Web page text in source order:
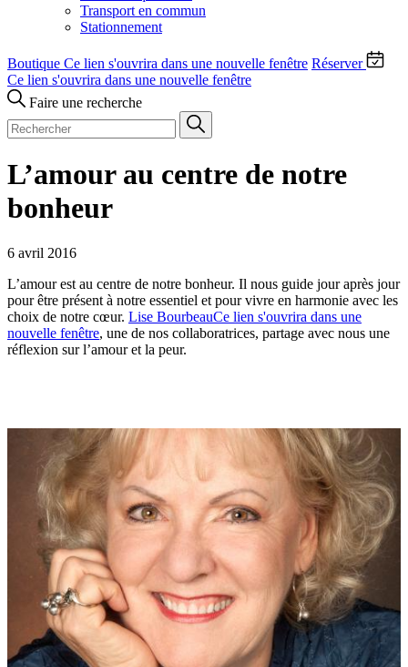
Transport en commun
Stationnement
Boutique Ce lien s'ouvrira dans une nouvelle fenêtre Réserver
Ce lien s'ouvrira dans une nouvelle fenêtre
Faire une recherche
L’amour au centre de notre
bonheur
6 avril 2016
L’amour est au centre de notre bonheur. Il nous guide jour après jour
pour être présent à notre essentiel et pour vivre en harmonie avec les
choix de notre cœur. Lise BourbeauCe lien s'ouvrira dans une
nouvelle fenêtre, une de nos collaboratrices, partage avec nous une
réflexion sur l’amour et la peur.